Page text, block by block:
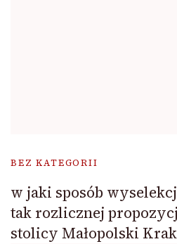
BEZ KATEGORII
w jaki sposób
tak rozlicznej
stolicy Małopolski